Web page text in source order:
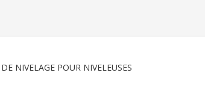
NIVELAGE POUR NIVELEUSES